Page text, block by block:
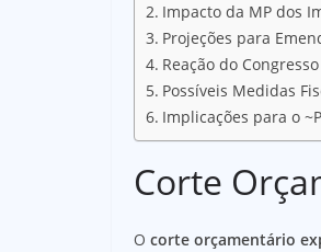
Impacto da MP dos
Projeções para
Reação do
Possíveis Medidas
Implicações para o
Corte
O corte orçamentário